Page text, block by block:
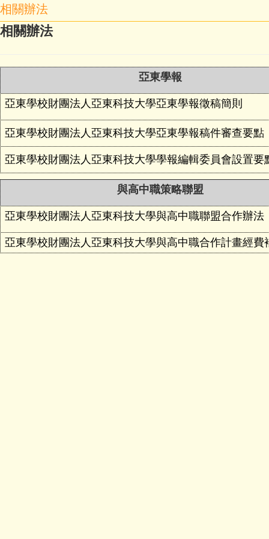
相關辦法
相關辦法
亞東學報
亞東學校財團法人亞東科技大學亞東學報徵稿簡則
亞東學校財團法人亞東科技大學亞東學報稿件審查要點
亞東學校財團法人亞東科技大學學報編輯委員會設置要
與高中職策略聯盟
亞東學校財團法人亞東科技大學與高中職聯盟合作辦法
亞東學校財團法人亞東科技大學與高中職合作計畫經費